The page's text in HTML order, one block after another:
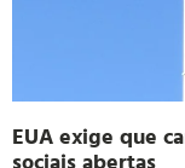
EUA exige que
sociais abertas